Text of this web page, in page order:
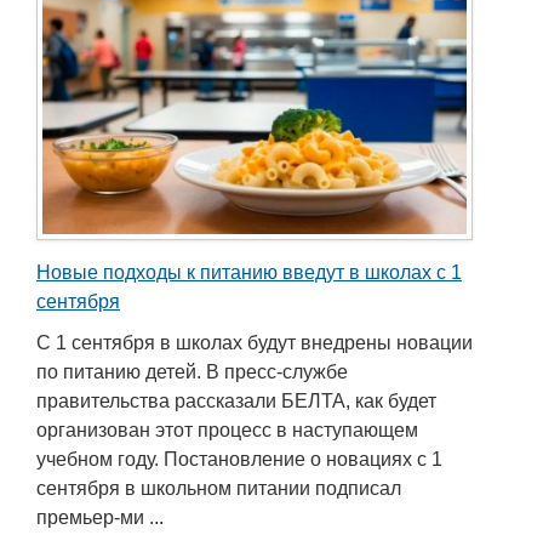
Новые подходы к питанию введут в школах с 1
сентября
С 1 сентября в школах будут внедрены новации
по питанию детей. В пресс-службе
правительства рассказали БЕЛТА, как будет
организован этот процесс в наступающем
учебном году. Постановление о новациях с 1
сентября в школьном питании подписал
премьер-ми ...